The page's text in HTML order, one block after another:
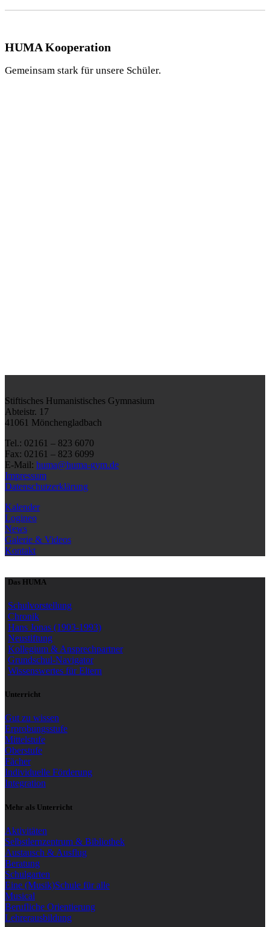
HUMA Kooperation
Gemeinsam stark für unsere Schüler.
Stiftisches Humanistisches Gymnasium
Abteistr. 17
41061 Mönchengladbach
Tel.: 02161 – 823 6070
Fax: 02161 – 823 6099
E-Mail: huma@huma-gym.de
Impressum
Datenschutzerklärung
Kalender
Logineo
News
Galerie & Videos
Kontakt
Das HUMA
Schulvorstellung
Chronik
Hans Jonas (1903-1993)
Neustiftung
Kollegium & Ansprechpartner
Grundschul-Navigator
Wissenswertes für Eltern
Unterricht
Gut zu wissen
Erprobungsstufe
Mittelstufe
Oberstufe
Fächer
Individuelle Förderung
Integration
Mehr als Unterricht
Aktivitäten
Selbstlernzentrum & Bibliothek
Austausch & Ausflug
Beratung
Schulgarten
Eine (Musik)Schule für alle
Musical
Berufliche Orientierung
Lehrerausbildung